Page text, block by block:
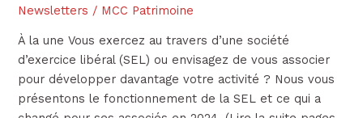
Newsletters / MCC Patrimoine
À la une Vous exercez au travers d’une société
d’exercice libéral (SEL) ou envisagez de vous associer
pour développer davantage votre activité ? Nous vous
présentons le fonctionnement de la SEL et ce qui a
trimestre